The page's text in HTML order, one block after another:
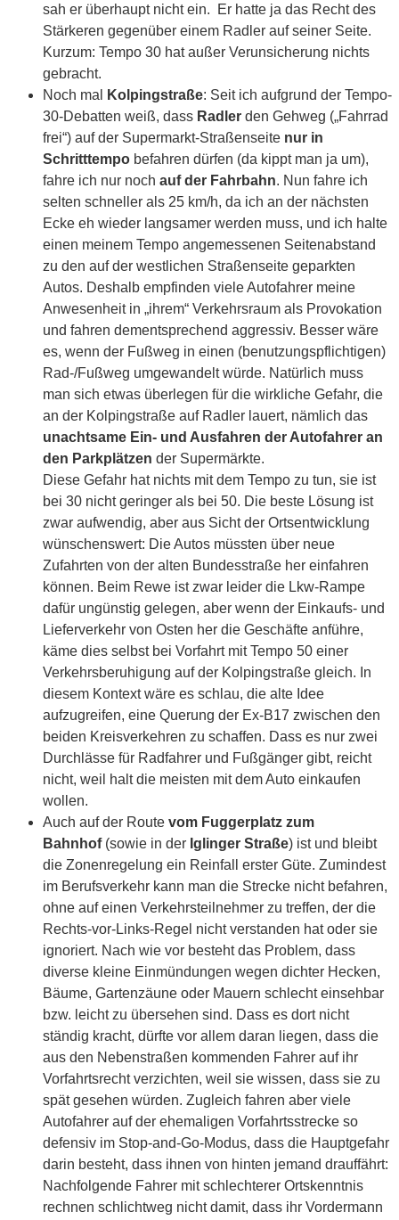
sah er überhaupt nicht ein. Er hatte ja das Recht des
Stärkeren gegenüber einem Radler auf seiner Seite.
Kurzum: Tempo 30 hat außer Verunsicherung nichts
gebracht.
Noch mal
Kolpingstraße: Seit ich aufgrund der Tempo-
30-Debatten weiß, dass Radler den Gehweg („Fahrrad
frei“) auf der Supermarkt-Straßenseite nur in
Schritttempo befahren dürfen (da kippt man ja um),
fahre ich nur noch auf der Fahrbahn. Nun fahre ich
selten schneller als 25 km/h, da ich an der nächsten
Ecke eh wieder langsamer werden muss, und ich halte
einen meinem Tempo angemessenen Seitenabstand
zu den auf der westlichen Straßenseite geparkten
Autos. Deshalb empfinden viele Autofahrer meine
Anwesenheit in „ihrem“ Verkehrsraum als Provokation
und fahren dementsprechend aggressiv. Besser wäre
es, wenn der Fußweg in einen (benutzungspflichtigen)
Rad-/Fußweg umgewandelt würde. Natürlich muss
man sich etwas überlegen für die wirkliche Gefahr, die
an der Kolpingstraße auf Radler lauert, nämlich das
unachtsame Ein- und Ausfahren der Autofahrer an
den Parkplätzen der Supermärkte.
Diese Gefahr hat nichts mit dem Tempo zu tun, sie ist
bei 30 nicht geringer als bei 50. Die beste Lösung ist
zwar aufwendig, aber aus Sicht der Ortsentwicklung
wünschenswert: Die Autos müssten über neue
Zufahrten von der alten Bundesstraße her einfahren
können. Beim Rewe ist zwar leider die Lkw-Rampe
dafür ungünstig gelegen, aber wenn der Einkaufs- und
Lieferverkehr von Osten her die Geschäfte anführe,
käme dies selbst bei Vorfahrt mit Tempo 50 einer
Verkehrsberuhigung auf der Kolpingstraße gleich. In
diesem Kontext wäre es schlau, die alte Idee
aufzugreifen, eine Querung der Ex-B17 zwischen den
beiden Kreisverkehren zu schaffen. Dass es nur zwei
Durchlässe für Radfahrer und Fußgänger gibt, reicht
nicht, weil halt die meisten mit dem Auto einkaufen
wollen.
Auch auf der Route vom Fuggerplatz zum
Bahnhof(sowie in der Iglinger Straße) ist und bleibt
die Zonenregelung ein Reinfall erster Güte. Zumindest
im Berufsverkehr kann man die Strecke nicht befahren,
ohne auf einen Verkehrsteilnehmer zu treffen, der die
Rechts-vor-Links-Regel nicht verstanden hat oder sie
ignoriert. Nach wie vor besteht das Problem, dass
diverse kleine Einmündungen wegen dichter Hecken,
Bäume, Gartenzäune oder Mauern schlecht einsehbar
bzw. leicht zu übersehen sind. Dass es dort nicht
ständig kracht, dürfte vor allem daran liegen, dass die
aus den Nebenstraßen kommenden Fahrer auf ihr
Vorfahrtsrecht verzichten, weil sie wissen, dass sie zu
spät gesehen würden. Zugleich fahren aber viele
Autofahrer auf der ehemaligen Vorfahrtsstrecke so
defensiv im Stop-and-Go-Modus, dass die Hauptgefahr
darin besteht, dass ihnen von hinten jemand drauffährt:
Nachfolgende Fahrer mit schlechterer Ortskenntnis
rechnen schlichtweg nicht damit, dass ihr Vordermann